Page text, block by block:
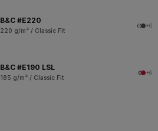
B&C #E220
220 g/m² / Classic Fit
+6
B&C #E190 LSL
185 g/m² / Classic Fit
+6